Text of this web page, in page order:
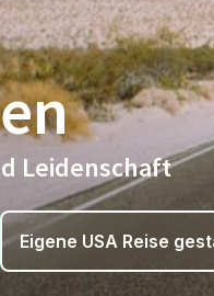
Leidenschaft
Eigene USA Reise